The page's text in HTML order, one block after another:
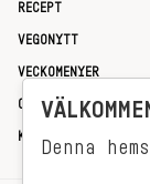
RECEPT
VEGONYTT
VECKOMENYER
OM OSS
KONTAKT
Denna